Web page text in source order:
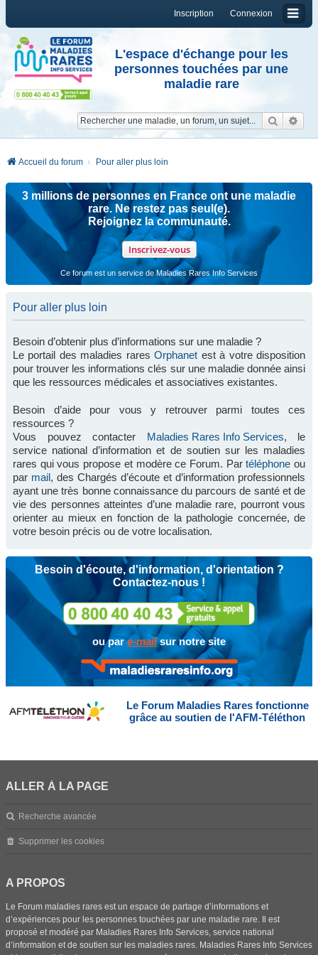
Connexion
Inscription
L'espace d'échange pour les
personnes touchées par une
maladie rare
Accueil du forum Pour aller plus loin
3 millions de personnes en France ont une maladie
rare. Ne restez pas seul(e).
Rejoignez la communauté.
Inscrivez-vous
Ce forum est un service de Maladies Rares Info Services
Pour aller plus loin
Besoin d’obtenir plus d’informations sur une maladie ?
Le portail des maladies raresOrphanet est à votre disposition
pour trouver les informations clés sur une maladie donnée ainsi
que les ressources médicales et associatives existantes.
Besoin d’aide pour vous y retrouver parmi toutes ces
ressources ?
Vous pouvez contacter Maladies Rares Info Services, le
service national d’information et de soutien sur les maladies
rares qui vous propose et modère ce Forum. Partéléphone ou
par mail, des Chargés d’écoute et d’information professionnels
ayant une très bonne connaissance du parcours de santé et de
vie des personnes atteintes d’une maladie rare, pourront vous
orienter au mieux en fonction de la pathologie concernée, de
votre besoin précis ou de votre localisation.
Besoin d'écoute, d'information, d'orientation ?
Contactez-nous !
ou pare-mailsur notre site
Le Forum Maladies Rares fonctionne
grâce au soutien de l'AFM-Téléthon
ALLER À LA PAGE
Recherche avancée
Supprimer les cookies
A PROPOS
Le Forum maladies rares est un espace de partage d’informations et
d’expériences pour les personnes touchées par une maladie rare. Il est
proposé et modéré par Maladies Rares Info Services, service national
d’information et de soutien sur les maladies rares. Maladies Rares Info Services